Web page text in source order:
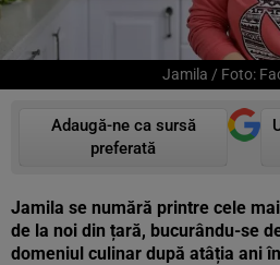
Jamila / Foto:
Adaugă-ne ca sursă
preferată
Jamila se numără printre cele
de la noi din țară, bucurându-se
domeniul culinar după atâția ani